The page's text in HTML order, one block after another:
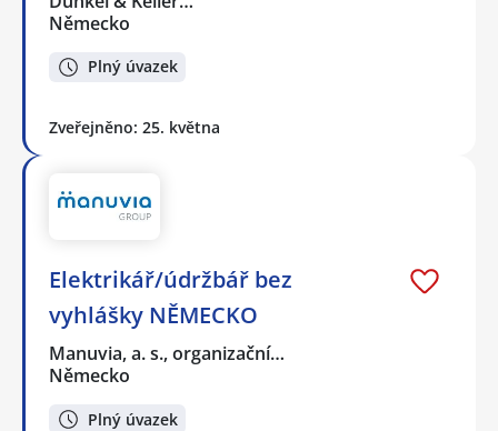
Německo
Plný úvazek
Zveřejněno: 25. května
Elektrikář/údržbář bez
vyhlášky NĚMECKO
Manuvia, a. s., organizační…
Německo
Plný úvazek